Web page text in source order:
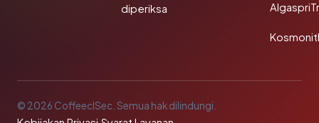
diperiksa
© 2026 CoffeeclSec. Semua hak dilindungi.